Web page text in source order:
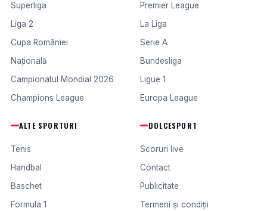
Superliga
Liga 2
Cupa României
Națională
Campionatul Mondial 2026
Champions League
Premier League
La Liga
Serie A
Bundesliga
Ligue 1
Europa League
ALTE SPORTURI
Tenis
Handbal
Baschet
Formula 1
DOLCESPORT
Scoruri live
Contact
Publicitate
Termeni și condiții